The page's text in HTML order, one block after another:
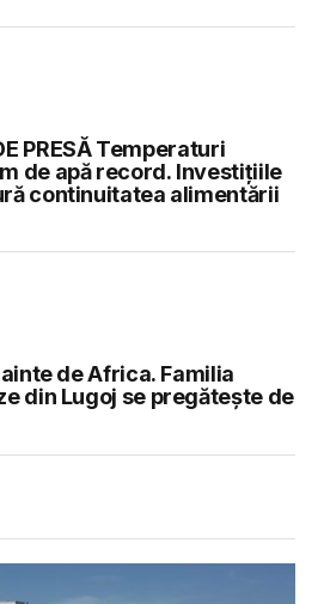
PRESĂ Temperaturi
de apă record. Investițiile
continuitatea alimentării
de Africa. Familia
din Lugoj se pregătește de